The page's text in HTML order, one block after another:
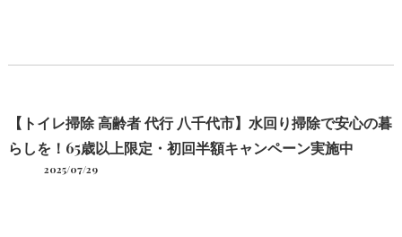
【トイレ掃除 高齢者 代行 八千代市】水回り掃除で安心の暮
らしを！65歳以上限定・初回半額キャンペーン実施中
2025/07/29